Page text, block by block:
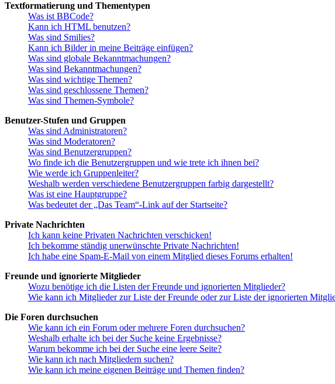
Textformatierung und Thementypen
Was ist BBCode?
Kann ich HTML benutzen?
Was sind Smilies?
Kann ich Bilder in meine Beiträge einfügen?
Was sind globale Bekanntmachungen?
Was sind Bekanntmachungen?
Was sind wichtige Themen?
Was sind geschlossene Themen?
Was sind Themen-Symbole?
Benutzer-Stufen und Gruppen
Was sind Administratoren?
Was sind Moderatoren?
Was sind Benutzergruppen?
Wo finde ich die Benutzergruppen und wie trete ich ihnen bei?
Wie werde ich Gruppenleiter?
Weshalb werden verschiedene Benutzergruppen farbig dargestellt?
Was ist eine Hauptgruppe?
Was bedeutet der „Das Team“-Link auf der Startseite?
Private Nachrichten
Ich kann keine Privaten Nachrichten verschicken!
Ich bekomme ständig unerwünschte Private Nachrichten!
Ich habe eine Spam-E-Mail von einem Mitglied dieses Forums erhalten!
Freunde und ignorierte Mitglieder
Wozu benötige ich die Listen der Freunde und ignorierten Mitglieder?
Wie kann ich Mitglieder zur Liste der Freunde oder zur Liste der ignorierten
Die Foren durchsuchen
Wie kann ich ein Forum oder mehrere Foren durchsuchen?
Weshalb erhalte ich bei der Suche keine Ergebnisse?
Warum bekomme ich bei der Suche eine leere Seite?
Wie kann ich nach Mitgliedern suchen?
Wie kann ich meine eigenen Beiträge und Themen finden?